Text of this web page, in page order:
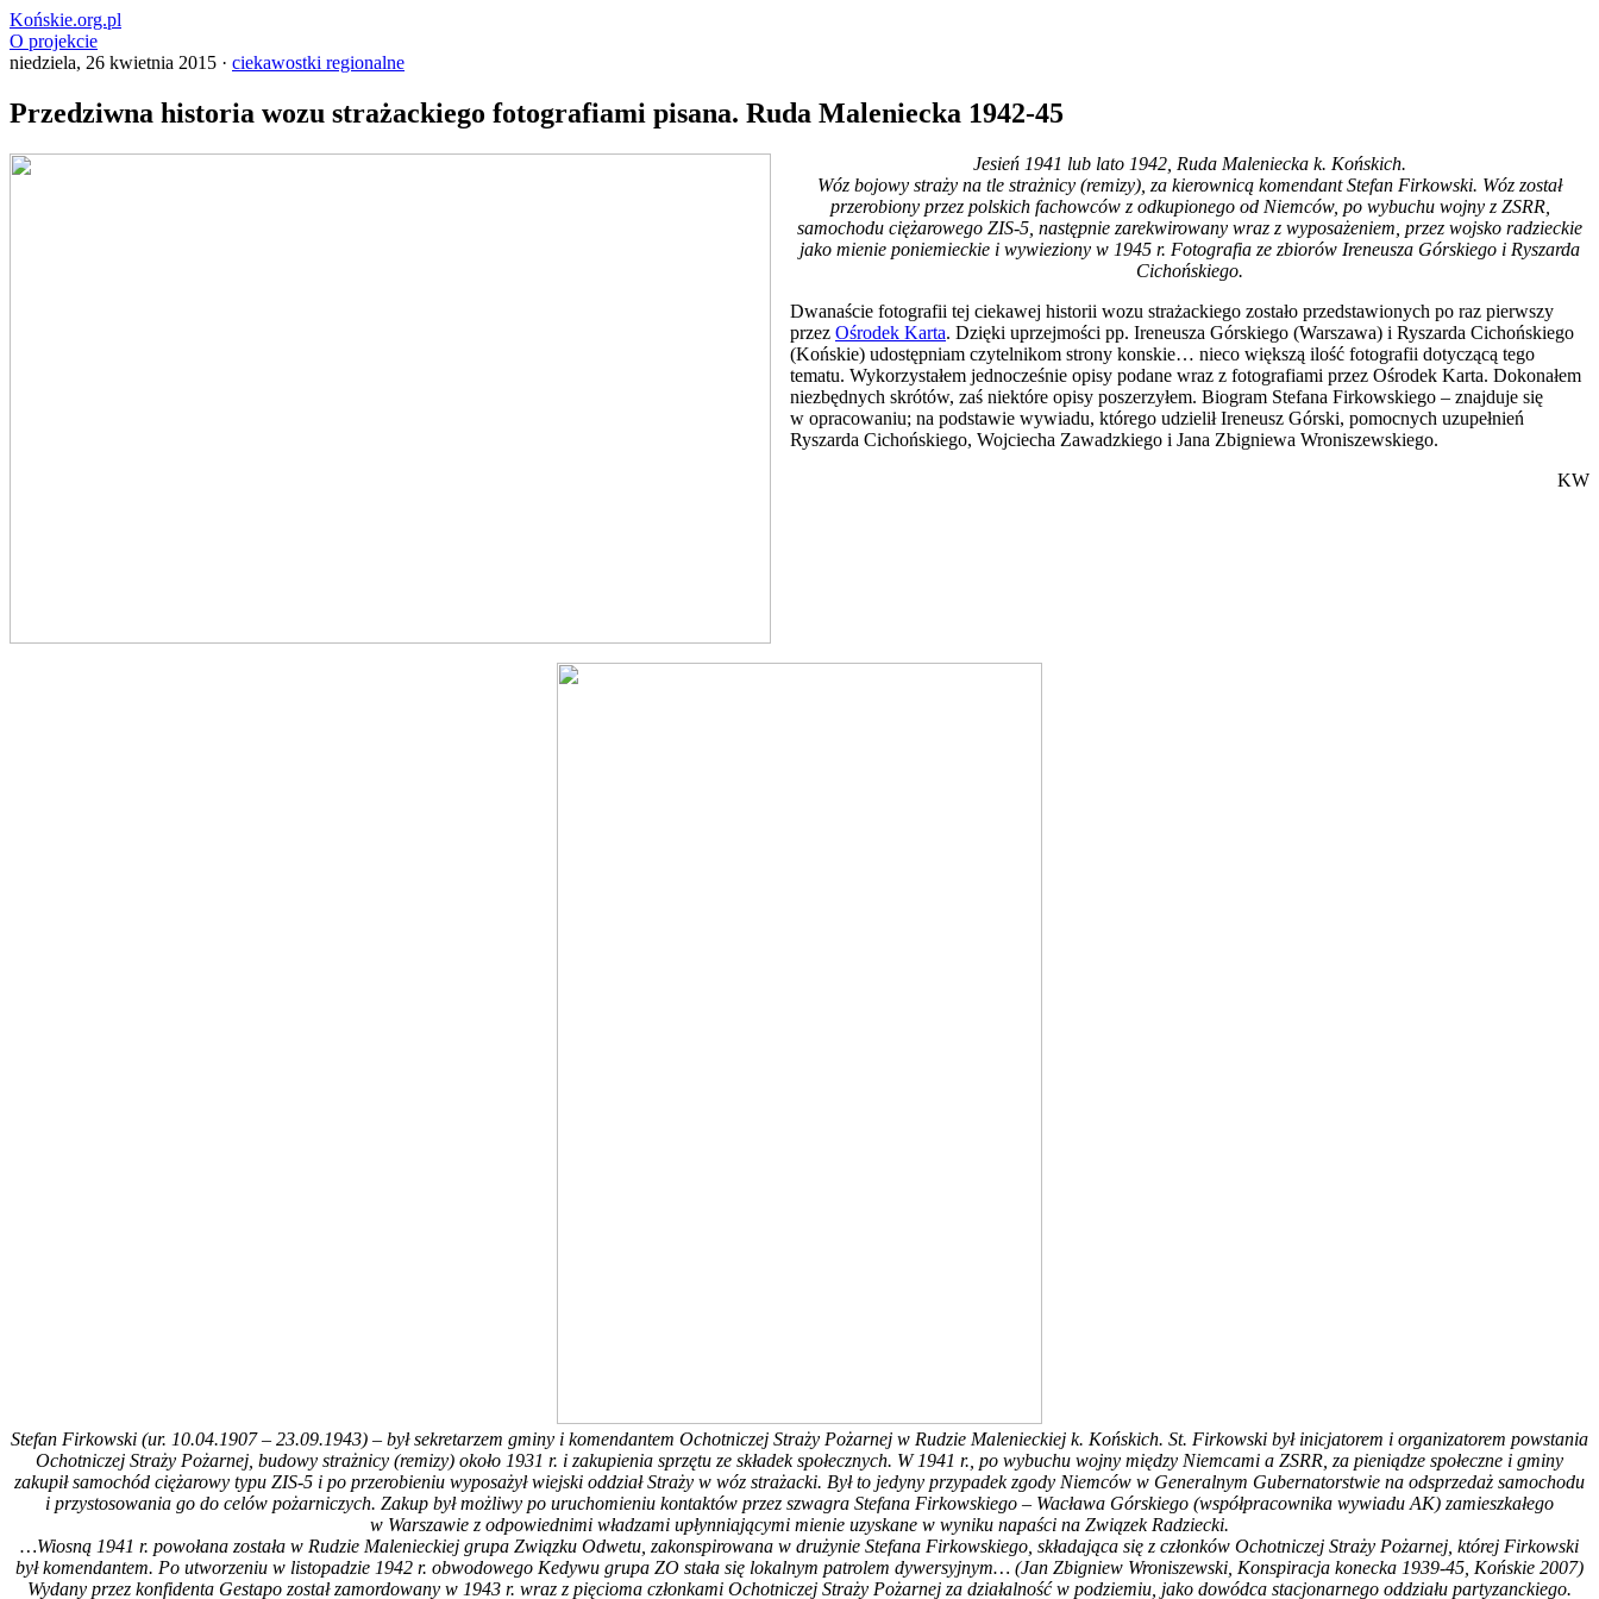
Końskie.org.pl
O projekcie
niedziela, 26 kwietnia 2015 · ciekawostki regionalne
Przedziwna historia wozu strażackiego fotografiami pisana. Ruda Maleniecka 1942-45
Jesień 1941 lub lato 1942, Ruda Maleniecka k. Końskich.
Wóz bojowy straży na tle strażnicy (remizy), za kierownicą komendant Stefan Firkowski. Wóz został
przerobiony przez polskich fachowców z odkupionego od Niemców, po wybuchu wojny z ZSRR,
samochodu ciężarowego ZIS-5, następnie zarekwirowany wraz z wyposażeniem, przez wojsko radzieckie
jako mienie poniemieckie i wywieziony w 1945 r. Fotografia ze zbiorów Ireneusza Górskiego i Ryszarda
Cichońskiego.
Dwanaście fotografii tej ciekawej historii wozu strażackiego zostało przedstawionych po raz pierwszy
przez Ośrodek Karta. Dzięki uprzejmości pp. Ireneusza Górskiego (Warszawa) i Ryszarda Cichońskiego
(Końskie) udostępniam czytelnikom strony konskie… nieco większą ilość fotografii dotyczącą tego
tematu. Wykorzystałem jednocześnie opisy podane wraz z fotografiami przez Ośrodek Karta. Dokonałem
niezbędnych skrótów, zaś niektóre opisy poszerzyłem. Biogram Stefana Firkowskiego – znajduje się
w opracowaniu; na podstawie wywiadu, którego udzielił Ireneusz Górski, pomocnych uzupełnień
Ryszarda Cichońskiego, Wojciecha Zawadzkiego i Jana Zbigniewa Wroniszewskiego.
KW
Stefan Firkowski (ur. 10.04.1907 – 23.09.1943) – był sekretarzem gminy i komendantem Ochotniczej Straży Pożarnej w Rudzie Malenieckiej k. Końskich. St. Firkowski był inicjatorem i organizatorem powstania
Ochotniczej Straży Pożarnej, budowy strażnicy (remizy) około 1931 r. i zakupienia sprzętu ze składek społecznych. W 1941 r., po wybuchu wojny między Niemcami a ZSRR, za pieniądze społeczne i gminy
zakupił samochód ciężarowy typu ZIS-5 i po przerobieniu wyposażył wiejski oddział Straży w wóz strażacki. Był to jedyny przypadek zgody Niemców w Generalnym Gubernatorstwie na odsprzedaż samochodu
i przystosowania go do celów pożarniczych. Zakup był możliwy po uruchomieniu kontaktów przez szwagra Stefana Firkowskiego – Wacława Górskiego (współpracownika wywiadu AK) zamieszkałego
w Warszawie z odpowiednimi władzami upłynniającymi mienie uzyskane w wyniku napaści na Związek Radziecki.
…Wiosną 1941 r. powołana została w Rudzie Malenieckiej grupa Związku Odwetu, zakonspirowana w drużynie Stefana Firkowskiego, składająca się z członków Ochotniczej Straży Pożarnej, której Firkowski
był komendantem. Po utworzeniu w listopadzie 1942 r. obwodowego Kedywu grupa ZO stała się lokalnym patrolem dywersyjnym… (Jan Zbigniew Wroniszewski, Konspiracja konecka 1939-45, Końskie 2007)
Wydany przez konfidenta Gestapo został zamordowany w 1943 r. wraz z pięcioma członkami Ochotniczej Straży Pożarnej za działalność w podziemiu, jako dowódca stacjonarnego oddziału partyzanckiego.